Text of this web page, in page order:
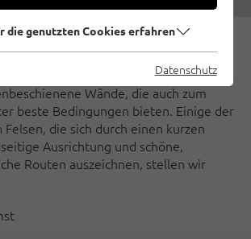
Innsbruckgibt es
Wände, die auch zum
beste Bedingungen bieten. Einige der
die sich durch einen kurzen
Ausrichtung und schöne,
Routen auszeichnen, stellen wir
die genutzten Cookies erfahren
Datenschutz